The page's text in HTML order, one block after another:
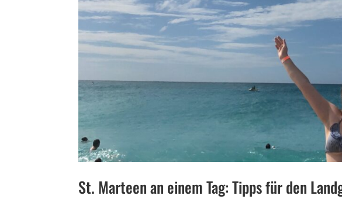
St. Marteen an einem Tag: Tipps für den